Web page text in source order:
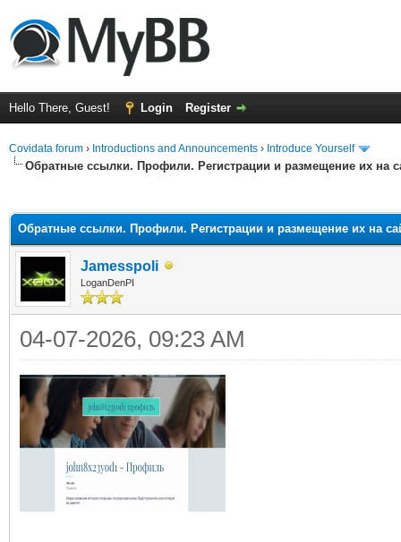
Hello There, Guest! Login Register
Covidata forum › Introductions and Announcements › Introduce Yourself
Обратные ссылки. Профили. Регистрации и размещение их на
Обратные ссылки. Профили. Регистрации и размещение их на
Jamesspoli
LoganDenPI
04-07-2026, 09:23 AM